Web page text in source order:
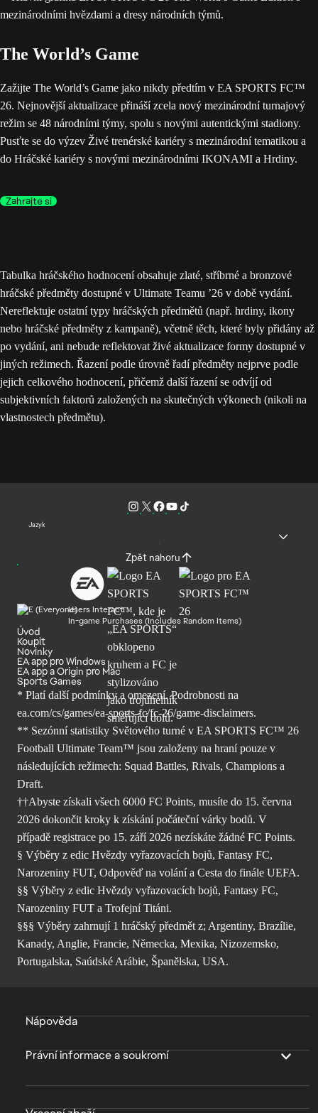
The World’s Game
Zažijte The World’s Game jako nikdy předtím v EA SPORTS FC™
26. Nejnovější aktualizace přináší zcela nový mezinárodní turnajový
režim se 48 národními týmy, spolu s novými autentickými stadiony.
Pusťte se do výzev Živé trenérské kariéry s mezinárodní tematikou a
do Hráčské kariéry s novými mezinárodními IKONAMI a Hrdiny.
Zahrajte si
Tabulka hráčského hodnocení obsahuje zlaté, stříbrné a bronzové
hráčské předměty dostupné v Ultimate Teamu ’26 v době vydání.
Nereflektuje ostatní typy hráčských předmětů (např. hrdiny, ikony
nebo hráčské předměty z kampaně), včetně těch, které byly přidány až
po vydání, ani nebude reflektovat živé aktualizace formy dostupné v
jiných režimech. Řazení podle úrovně řadí předměty nejprve podle
jejich celkového hodnocení, přičemž další řazení se odvíjí od
subjektivních faktorů založených na skutečných výkonech (nikoli na
vlastnostech předmětu).
Jazyk
Zpět nahoru
Users Interact
In-game Purchases (Includes Random Items)
Úvod
Koupit
Novinky
EA app pro Windows
EA app a Origin pro Mac
Sports Games
* Platí další podmínky a omezení. Podrobnosti na
ea.com/cs/games/ea-sports-fc/fc-26/game-disclaimers.
** Sezónní statistiky Světového turné v EA SPORTS FC™ 26
Football Ultimate Team™ jsou založeny na hraní pouze v
následujících režimech: Squad Battles, Rivals, Champions a
Draft.
††Abyste získali všech 6000 FC Points, musíte do 15. června
2026 dokončit kroky k získání počáteční várky bodů. V
případě registrace po 15. září 2026 nezískáte žádné FC Points.
§ Výběry z edic Hvězdy vyřazovacích bojů, Fantasy FC,
Narozeniny FUT, Odpověď na volání a Cesta do finále UEFA.
§§ Výběry z edic Hvězdy vyřazovacích bojů, Fantasy FC,
Narozeniny FUT a Trofejní Titáni.
§§§ Výběry zahrnují 1 hráčský předmět z; Argentiny, Brazílie,
Kanady, Anglie, Francie, Německa, Mexika, Nizozemsko,
Portugalska, Saúdské Arábie, Španělska, USA.
Nápověda
Právní informace a soukromí